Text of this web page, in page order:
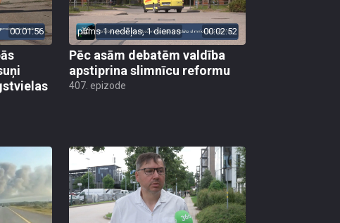
00:01:56 pirms 1 nedēļas, 1 dienas 00:02:52
Pēc asām debatēm valdība
apstiprina slimnīcu reformu
407. epizode